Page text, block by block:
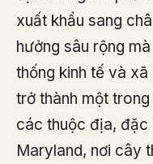
xuất khẩu sang
hưởng sâu rộng
thống kinh tế và xã
trở thành một
các thuộc địa, đặc
Maryland, nơi cây